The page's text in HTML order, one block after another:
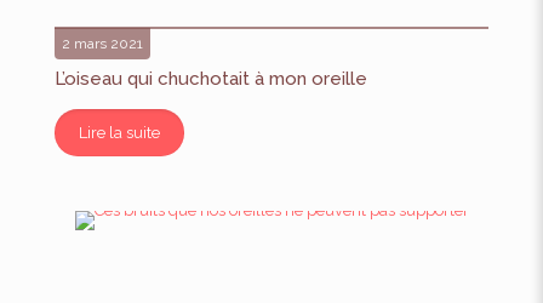
2 mars 2021
L’oiseau qui chuchotait à mon oreille
Lire la suite